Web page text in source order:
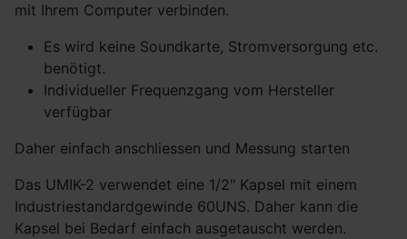
mit Ihrem Computer verbinden.
Es wird keine Soundkarte, Stromversorgung etc.
benötigt.
Individueller Frequenzgang vom Hersteller
verfügbar
Daher einfach anschliessen und Messung starten
Das UMIK-2 verwendet eine 1/2" Kapsel mit einem
Industriestandardgewinde 60UNS. Daher kann die
Kapsel bei Bedarf einfach ausgetauscht werden.